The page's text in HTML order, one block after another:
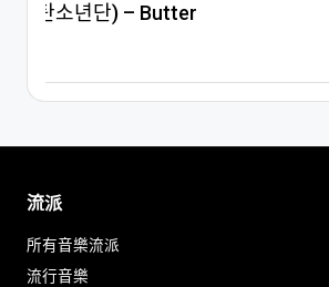
ansis — Zemes stunda
流派
所有音樂流派
流行音樂